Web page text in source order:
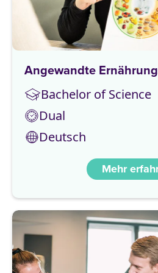
Angewandte
Bachelor of Science
Dual
Deutsch
Mehr